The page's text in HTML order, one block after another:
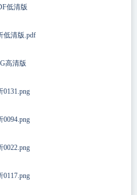
低清版
低清版.pdf
高清版